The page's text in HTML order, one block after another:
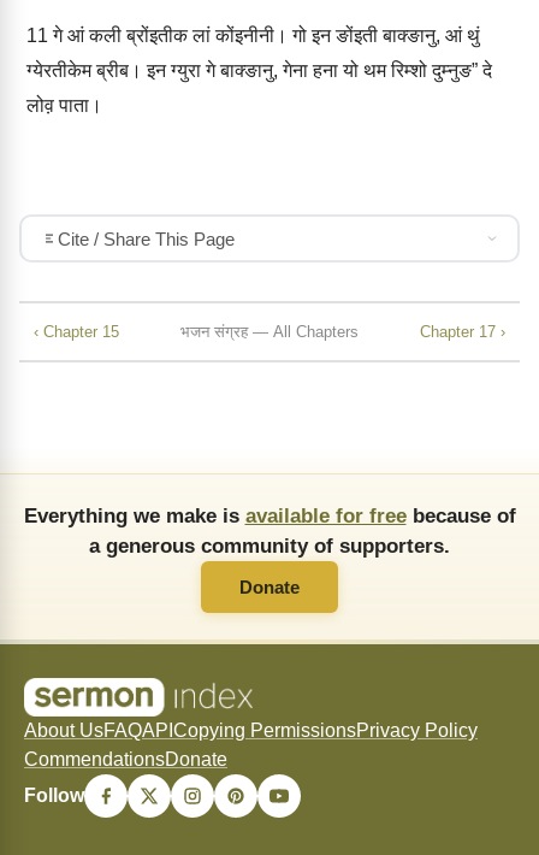
11 गे आं कली ब्रोंइतीक लां कोंइनीनी। गो इन ङोंइती बाक्‍ङानु, आं थुं
ग्‍येरतीकेम ब्रीब। इन ग्‍युरा गे बाक्‍ङानु, गेना हना यो थम रिम्‍शो दुम्‍नुङ” दे
लोव़ पाता।
Cite / Share This Page
‹ Chapter 15 भजन संग्रह — All Chapters Chapter 17 ›
Everything we make is available for freebecause of
a generous community of supporters.
Donate
About UsFAQAPI Copying PermissionsPrivacy Policy
CommendationsDonate
Follow